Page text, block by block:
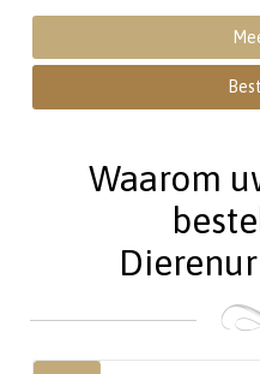
Waarom